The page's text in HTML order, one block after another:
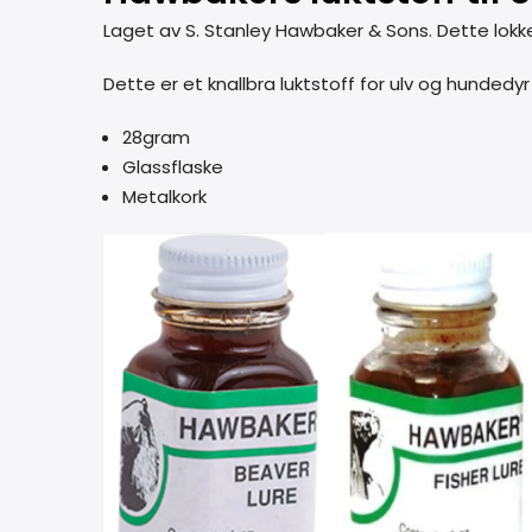
Laget av S. Stanley Hawbaker & Sons. Dette
Dette er et knallbra luktstoff for ulv og
28gram
Glassflaske
Metalkork